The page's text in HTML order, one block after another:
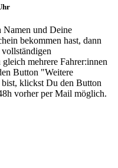
Namen und Deine
bekommen hast, dann
mehrere Fahrer:innen
Button "Weitere
klickst Du den Button
vorher per Mail möglich.